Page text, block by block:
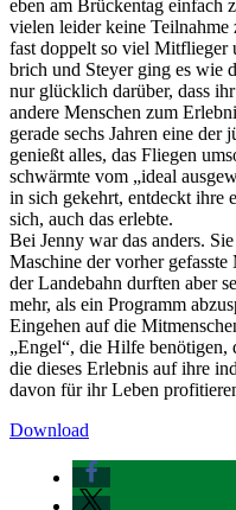
eben am Brücken­tag einfach
vielen leider keine Teilnahme
fast doppelt so viel Mitflieger
brich und Steyer ging es wie
nur glücklich darüber, dass
andere Menschen zum
gerade sechs Jahren eine
genießt alles, das Fliegen
schwärmte vom „ideal
in sich gekehrt, entdeckt ihre
sich, auch das erlebte.
Bei Jenny war das anders.
Maschine der vorher
der Landebahn durften aber
mehr, als ein Programm
Ein­gehen auf die
„Engel“, die Hilfe benöti­gen,
die dieses Erleb­nis auf ihre
davon für ihr Leben
Download